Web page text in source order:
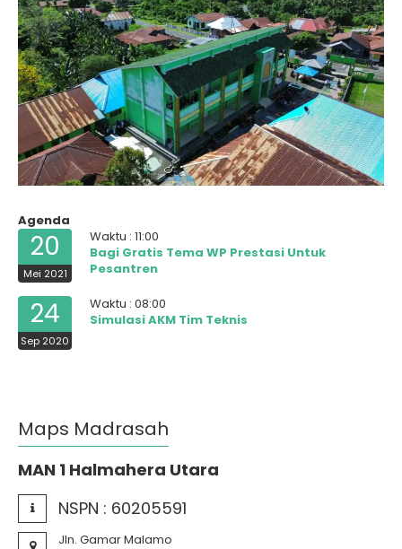
Agenda
20
Mei 2021
Waktu : 11:00
Bagi Gratis Tema WP Prestasi Untuk
Pesantren
24
Sep 2020
Waktu : 08:00
Simulasi AKM Tim Teknis
Maps Madrasah
MAN 1 Halmahera Utara
NSPN : 60205591
Jln. Gamar Malamo